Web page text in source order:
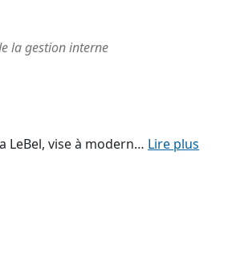
la gestion interne
LeBel, vise à modern… Lire plus